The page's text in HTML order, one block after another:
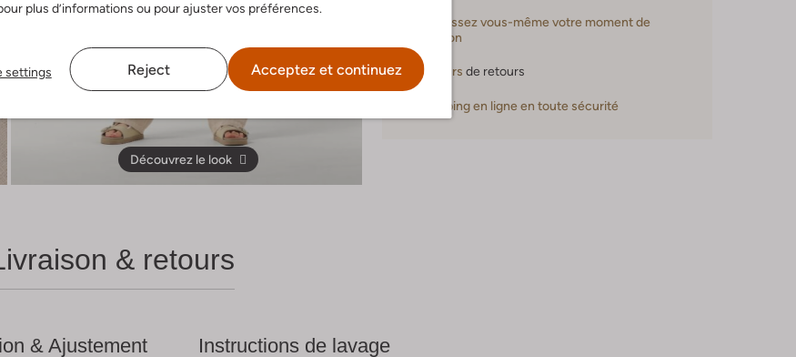
plus d’informations ou pour ajuster vos préférences.
settings Reject Acceptez et continuez
Découvrez le look
Choisissez vous-même votre moment de
livraison
30 jours de retours
Shopping en ligne en toute sécurité
& retours
& Ajustement Instructions de lavage